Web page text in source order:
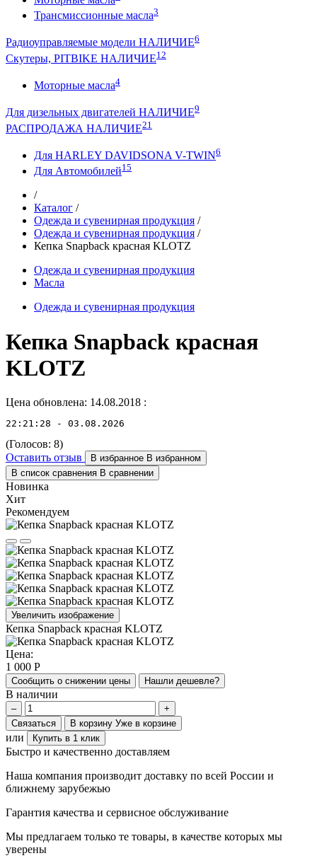
Трансмиссионные масла3
Радиоуправляемые модели НАЛИЧИЕ6
Скутеры, PITBIKE НАЛИЧИЕ12
Моторные масла4
Для дизельных двигателей НАЛИЧИЕ9
РАСПРОДАЖА НАЛИЧИЕ21
Для HARLEY DAVIDSONA V-TWIN6
Для Автомобилей15
/
Каталог /
Одежда и сувенирная продукция /
Одежда и сувенирная продукция /
Кепка Snapback красная KLOTZ
Одежда и сувенирная продукция
Масла
Одежда и сувенирная продукция
Кепка Snapback красная
KLOTZ
Цена обновлена: 14.08.2018 :
22:21:28 - 03.08.2026
(Голосов: 8)
Оставить отзыв
В избранное В избранном
В список сравнения В сравнении
Новинка
Хит
Рекомендуем
Увеличить изображение
Кепка Snapback красная KLOTZ
Цена:
1 000 Р
Сообщить о снижении цены Нашли дешевле?
В наличии
–
+
Связаться
В корзину Уже в корзине
или Купить в 1 клик
Быстро и качественно доставляем
Наша компания производит доставку по всей России и
ближнему зарубежью
Гарантия качества и сервисное обслуживание
Мы предлагаем только те товары, в качестве которых мы
уверены